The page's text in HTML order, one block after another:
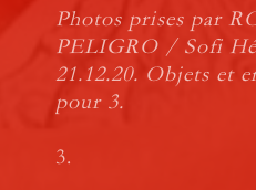
Photos prises par
PELIGRO / Sofi
21.12.20. Objets et
pour 3.
3.